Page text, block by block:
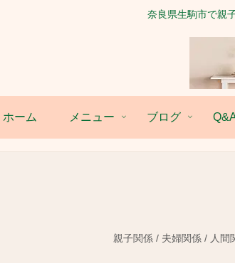
奈良県生駒市で親
ホーム メニュー ブログ
親子関係 / 夫婦関係 / 人間